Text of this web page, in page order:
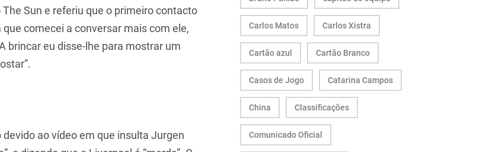
Sun e referiu que o primeiro contacto
que comecei a conversar mais com ele,
brincar eu disse-lhe para mostrar um
ao vídeo em que insulta Jurgen
Carlos Matos Carlos Xistra
Cartão azul Cartão Branco
Casos de Jogo Catarina Campos
China Classificações
Comunicado Oficial